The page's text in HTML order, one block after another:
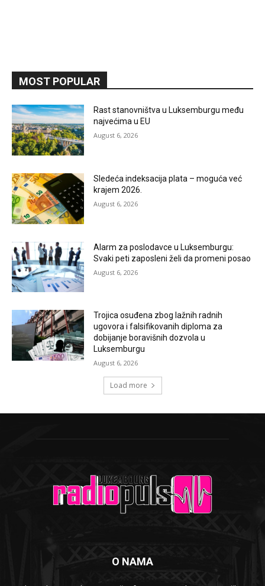
MOST POPULAR
Rast stanovništva u Luksemburgu među
najvećima u EU
August 6, 2026
Sledeća indeksacija plata – moguća već
krajem 2026.
August 6, 2026
Alarm za poslodavce u Luksemburgu:
Svaki peti zaposleni želi da promeni posao
August 6, 2026
Trojica osuđena zbog lažnih radnih
ugovora i falsifikovanih diploma za
dobijanje boravišnih dozvola u
Luksemburgu
August 6, 2026
Load more
O NAMA